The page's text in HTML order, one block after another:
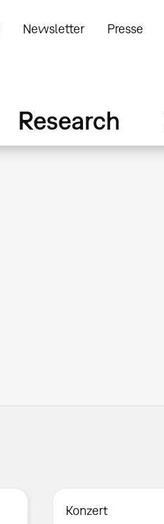
Newsletter Presse
Research
Konzert